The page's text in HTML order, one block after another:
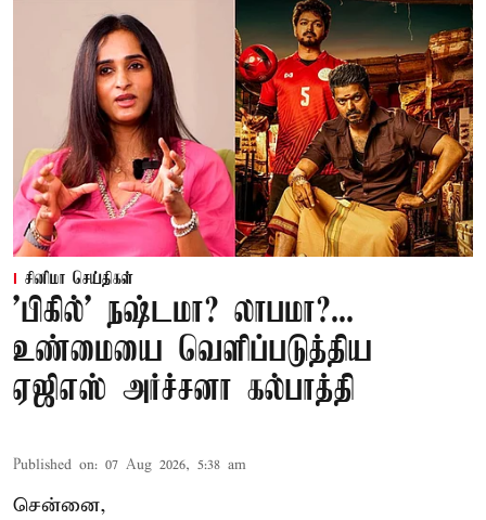
சினிமா செய்திகள்
'பிகில்' நஷ்டமா? லாபமா?...
உண்மையை வெளிப்படுத்திய
ஏஜிஎஸ் அர்ச்சனா கல்பாத்தி
Published on: 07 Aug 2026, 5:38 am
சென்னை,